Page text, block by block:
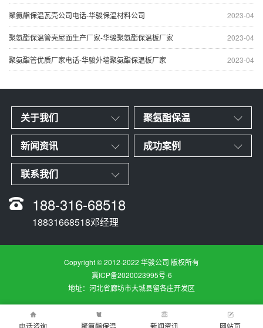
2023-04
聚氨酯保温瓦壳公司电话-华骏保温材料公司
2023-04
聚氨酯保温管壳屋面生产厂家-华骏聚氨酯保温板厂家
2023-04
聚氨酯管优质厂家电话-华骏外墙聚氨酯保温板厂家
关于我们 聚氨酯保温
新闻资讯 成功案例
联系我们
188-316-68518
18831668518邓经理
Copyright © 2012-2022 华骏公司 版权所有
冀ICP备2020023995号-6
地址：河北省廊坊市大城县留各庄开发区
电话咨询 聚氨酯保温 新闻资讯 网站页